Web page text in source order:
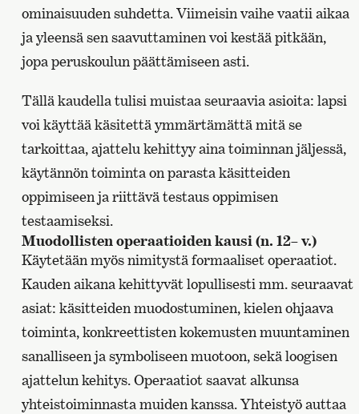
ominaisuuden suhdetta. Viimeisin vaihe vaatii aikaa
ja yleensä sen saavuttaminen voi kestää pitkään,
jopa peruskoulun päättämiseen asti.
Tällä kaudella tulisi muistaa seuraavia asioita: lapsi
voi käyttää käsitettä ymmärtämättä mitä se
tarkoittaa, ajattelu kehittyy aina toiminnan jäljessä,
käytännön toiminta on parasta käsitteiden
oppimiseen ja riittävä testaus oppimisen
testaamiseksi.
Muodollisten operaatioiden kausi (n. 12– v.)
Käytetään myös nimitystä formaaliset operaatiot.
Kauden aikana kehittyvät lopullisesti mm. seuraavat
asiat: käsitteiden muodostuminen, kielen ohjaava
toiminta, konkreettisten kokemusten muuntaminen
sanalliseen ja symboliseen muotoon, sekä loogisen
ajattelun kehitys. Operaatiot saavat alkunsa
yhteistoiminnasta muiden kanssa. Yhteistyö auttaa